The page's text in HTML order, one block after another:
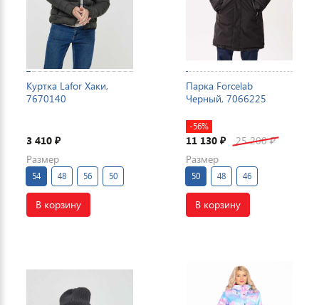
Куртка Lafor Хаки,
7670140
3 410 ₽
Размер
54 48 56 50
В корзину
Парка Forcelab
Черный, 7066225
-56%
11 130 ₽ 25 200₽
Размер
50 48 46
В корзину